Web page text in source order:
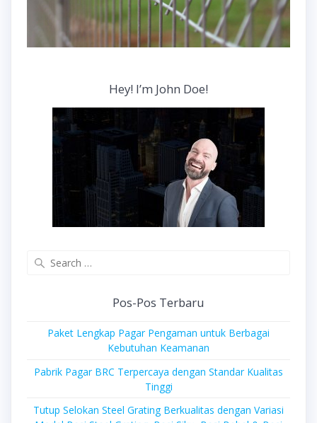
Hey! I’m John Doe!
Pos-Pos Terbaru
Paket Lengkap Pagar Pengaman untuk Berbagai
Kebutuhan Keamanan
Pabrik Pagar BRC Terpercaya dengan Standar Kualitas
Tinggi
Tutup Selokan Steel Grating Berkualitas dengan Variasi